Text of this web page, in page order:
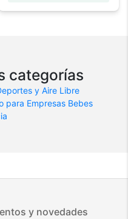
categorías
y Aire Libre
para Empresas Bebes
y novedades